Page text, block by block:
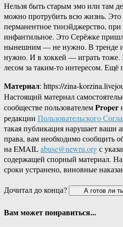
Нельзя быть старым эмо или там
можно протрубить всю жизнь. Это
перманентное тинэйджерство,
инфантильное. Это Серёжке
нынешним — не нужно. В тренде
нужно. И в хоккей — играть
лесом за таким-то интересом. Ещё
Материал: https://zina-
Настоящий материал
сообществе пользователемProper
редакции Пользовательского
такая публикация нарушает ваши
права, вам необходимо сообщить
на EMAILabuse@newru.orgс
содержащей спорный материал.
сроки устранено, виновные
Дочитал до конца?
Вам может понравиться...